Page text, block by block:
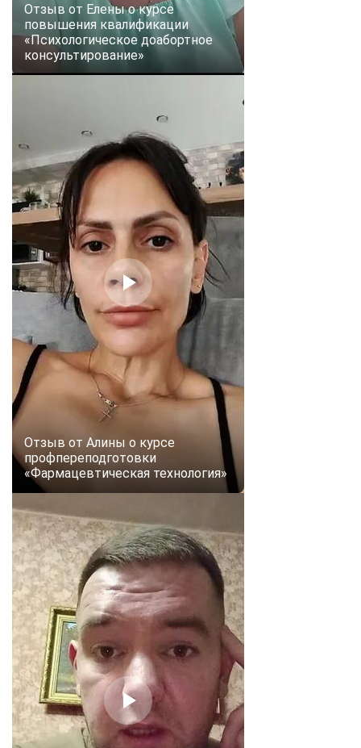
Отзыв от Елены о курсе
повышения квалификации
«Психологическое доабортное
консультирование»
Отзыв от Алины о курсе
профпереподготовки
«Фармацевтическая технология»
ChatApp
online